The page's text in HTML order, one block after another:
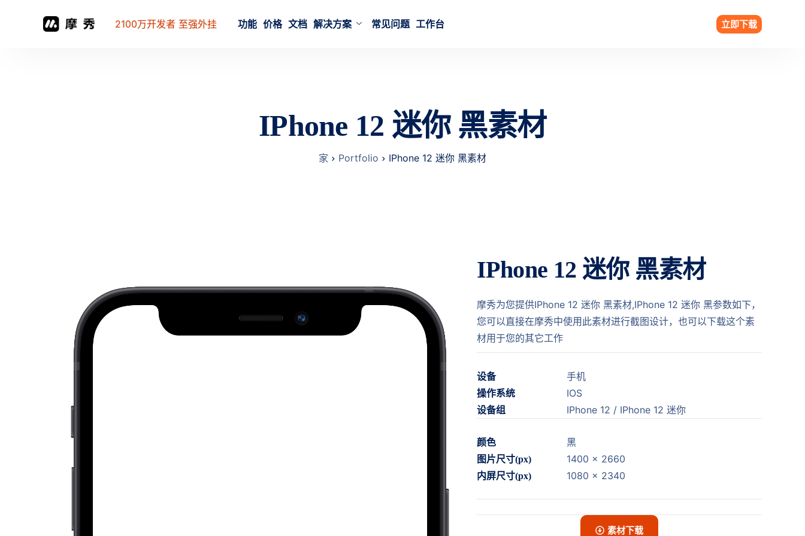
2100万开发者 至强外挂 功能 价格 文档 解决方案 常见问题 工作台 立即下载
IPhone 12 迷你 黑素材
家 Portfolio IPhone 12 迷你 黑素材
IPhone 12 迷你 黑素材
摩秀为您提供IPhone 12 迷你 黑素材,IPhone 12 迷你 黑参数如下，
您可以直接在摩秀中使用此素材进行截图设计，也可以下载这个素
材用于您的其它工作
设备 手机
操作系统 IOS
设备组 IPhone 12 / IPhone 12 迷你
颜色 黑
图片尺寸(px) 1400 x 2660
内屏尺寸(px) 1080 x 2340
素材下载